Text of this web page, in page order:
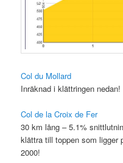
Col du Mollard
Inräknad i klättringen nedan!
Col de la Croix de Fer
30 km lång – 5.1%
klättra till toppen som ligger
2000!